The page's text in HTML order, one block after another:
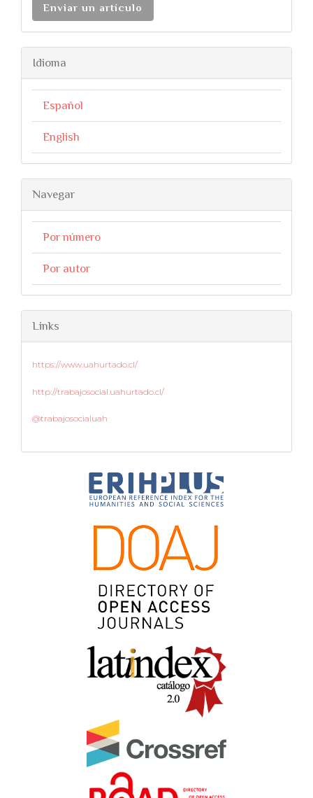
Enviar un artículo
Idioma
Español
English
Navegar
Por número
Por autor
Links
https://www.uahurtado.cl/
http://trabajosocial.uahurtado.cl/
@trabajosocialuah